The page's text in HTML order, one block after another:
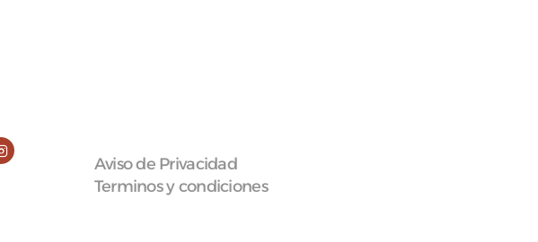
Aviso de Privacidad
Terminos y condiciones